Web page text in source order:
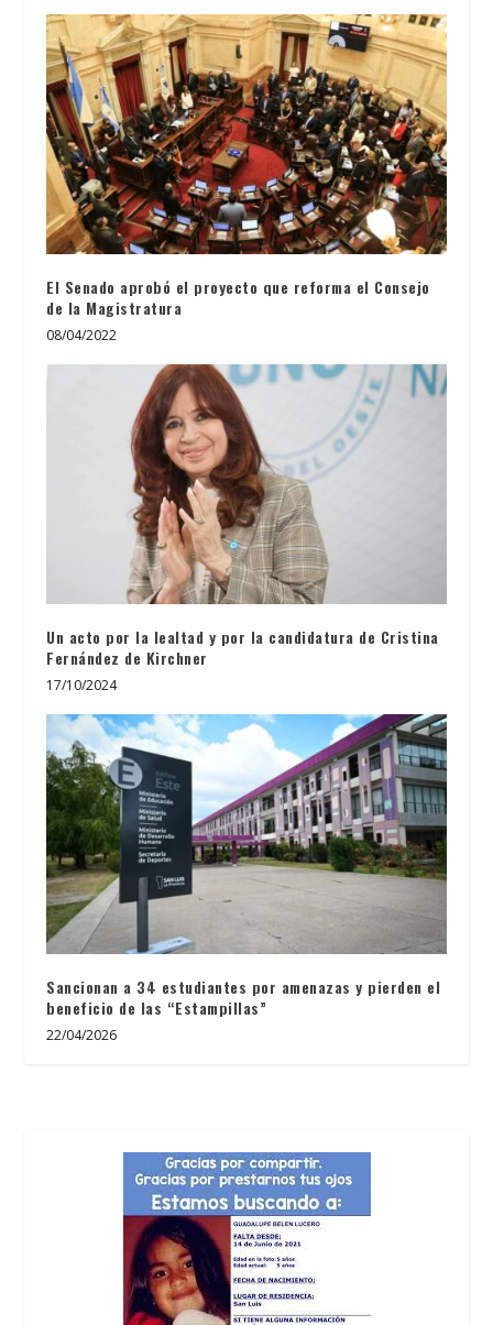
El Senado aprobó el proyecto que reforma el Consejo
de la Magistratura
08/04/2022
Un acto por la lealtad y por la candidatura de Cristina
Fernández de Kirchner
17/10/2024
Sancionan a 34 estudiantes por amenazas y pierden el
beneficio de las “Estampillas”
22/04/2026